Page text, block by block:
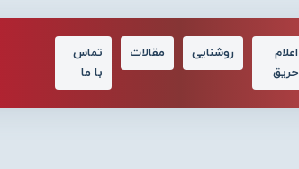
اعلام
حریق
روشنایی مقالات
تماس
با ما